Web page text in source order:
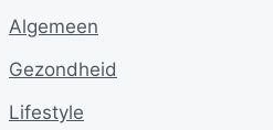
Algemeen
Gezondheid
Lifestyle